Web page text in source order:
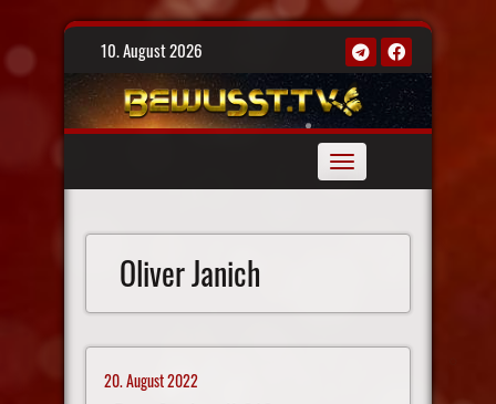
Skip
10. August 2026
Toggle
navigation
Oliver Janich
20. August 2022